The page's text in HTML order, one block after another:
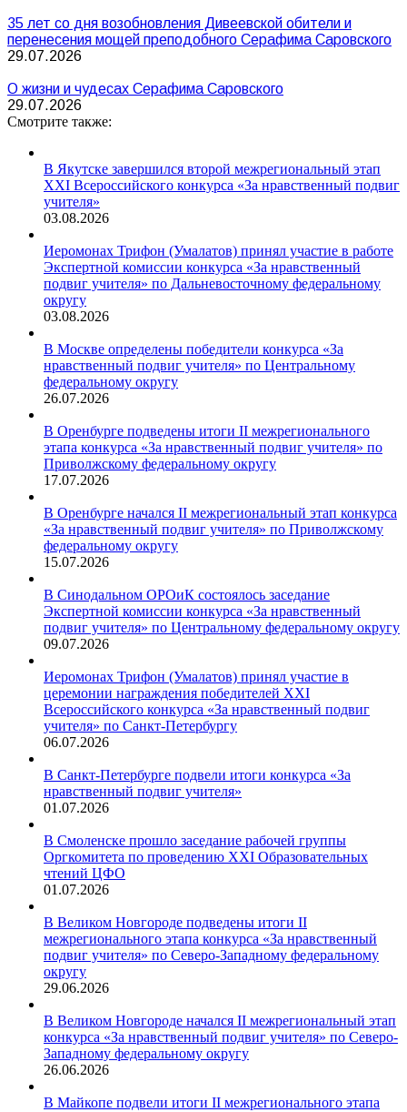
35 лет со дня возобновления Дивеевской обители и
перенесения мощей преподобного Серафима Саровского
29.07.2026
О жизни и чудесах Серафима Саровского
29.07.2026
Смотрите также:
В Якутске завершился второй межрегиональный этап
XXI Всероссийского конкурса «За нравственный подвиг
учителя»
03.08.2026
Иеромонах Трифон (Умалатов) принял участие в работе
Экспертной комиссии конкурса «За нравственный
подвиг учителя» по Дальневосточному федеральному
округу
03.08.2026
В Москве определены победители конкурса «За
нравственный подвиг учителя» по Центральному
федеральному округу
26.07.2026
В Оренбурге подведены итоги II межрегионального
этапа конкурса «За нравственный подвиг учителя» по
Приволжскому федеральному округу
17.07.2026
В Оренбурге начался II межрегиональный этап конкурса
«За нравственный подвиг учителя» по Приволжскому
федеральному округу
15.07.2026
В Синодальном ОРОиК состоялось заседание
Экспертной комиссии конкурса «За нравственный
подвиг учителя» по Центральному федеральному округу
09.07.2026
Иеромонах Трифон (Умалатов) принял участие в
церемонии награждения победителей XXI
Всероссийского конкурса «За нравственный подвиг
учителя» по Санкт-Петербургу
06.07.2026
В Санкт-Петербурге подвели итоги конкурса «За
нравственный подвиг учителя»
01.07.2026
В Смоленске прошло заседание рабочей группы
Оргкомитета по проведению XXI Образовательных
чтений ЦФО
01.07.2026
В Великом Новгороде подведены итоги II
межрегионального этапа конкурса «За нравственный
подвиг учителя» по Северо-Западному федеральному
округу
29.06.2026
В Великом Новгороде начался II межрегиональный этап
конкурса «За нравственный подвиг учителя» по Северо-
Западному федеральному округу
26.06.2026
В Майкопе подвели итоги II межрегионального этапа